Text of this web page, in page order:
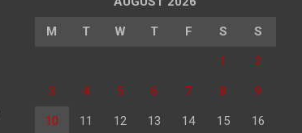
M T W T F S S
1 2
3 4 5 6 7 8 9
10 11 12 13 14 15 16